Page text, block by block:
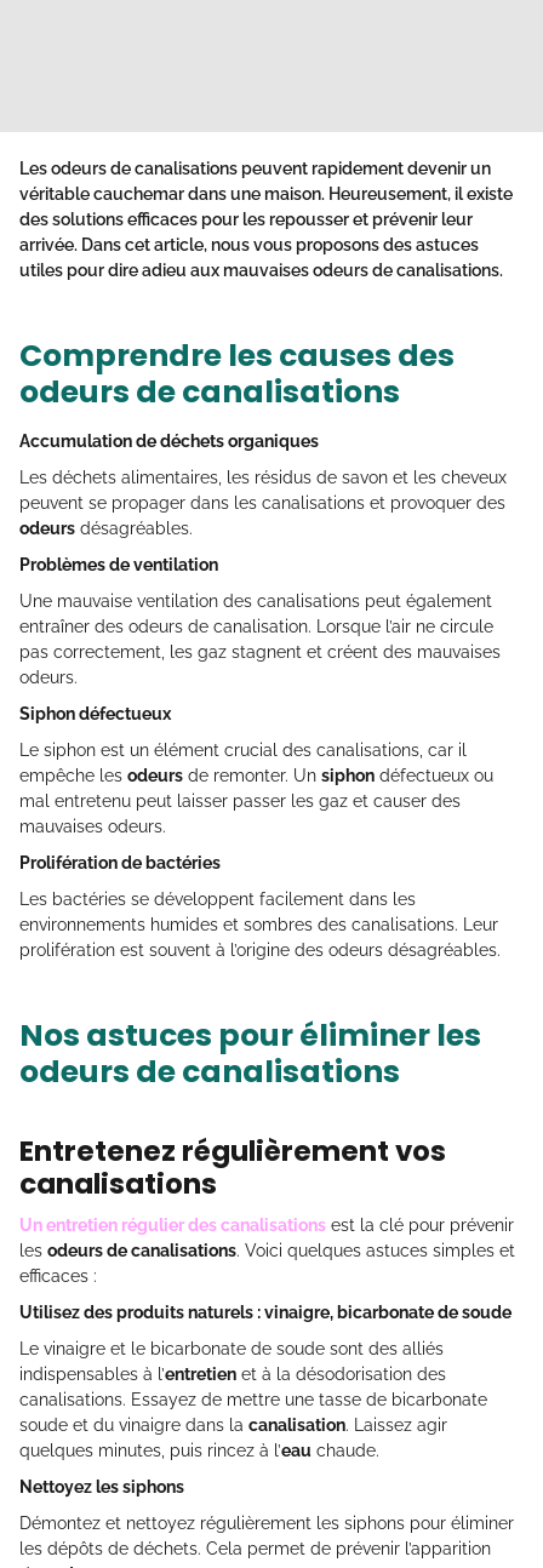
Lesodeurs de canalisations peuvent rapidement devenir un
véritable cauchemar dans une maison. Heureusement, il existe
des solutions efficaces pour les repousser et prévenir leur
arrivée. Dans cet article, nous vous proposons desastuces
utiles pour dire adieu aux mauvaises odeurs de canalisations.
Comprendre les causes des
odeurs de canalisations
Accumulation de déchets organiques
Les déchets alimentaires, les résidus de savon et les cheveux
peuvent se propager dans les canalisations et provoquer des
odeurs désagréables.
Problèmes de ventilation
Une mauvaise ventilation des canalisations peut également
entraîner des odeurs de canalisation. Lorsque l’air ne circule
pas correctement, les gaz stagnent et créent des mauvaises
odeurs.
Siphon défectueux
Le siphon est un élément crucial des canalisations, car il
empêche les odeurs de remonter. Un siphon défectueux ou
mal entretenu peut laisser passer les gaz et causer des
mauvaises odeurs.
Prolifération de bactéries
Les bactéries se développent facilement dans les
environnements humides et sombres des canalisations. Leur
prolifération est souvent à l’origine des odeurs désagréables.
Nos astuces pour éliminer les
odeurs de canalisations
Entretenez régulièrement vos
canalisations
Un entretien régulier des canalisations est la clé pour prévenir
les odeurs de canalisations. Voici quelques astuces simples et
efficaces :
Utilisez des produits naturels : vinaigre, bicarbonate de soude
Le vinaigre et le bicarbonate de soude sont des alliés
indispensables à l’entretien et à la désodorisation des
canalisations. Essayez de mettre une tasse de bicarbonate
soude et du vinaigre dans la canalisation. Laissez agir
quelques minutes, puis rincez à l’eau chaude.
Nettoyez les siphons
Démontez et nettoyez régulièrement les siphons pour éliminer
les dépôts de déchets. Cela permet de prévenir l’apparition